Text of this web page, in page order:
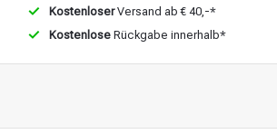
KostenloserVersand ab € 40,-*
Kostenlose Rückgabe innerhalb*